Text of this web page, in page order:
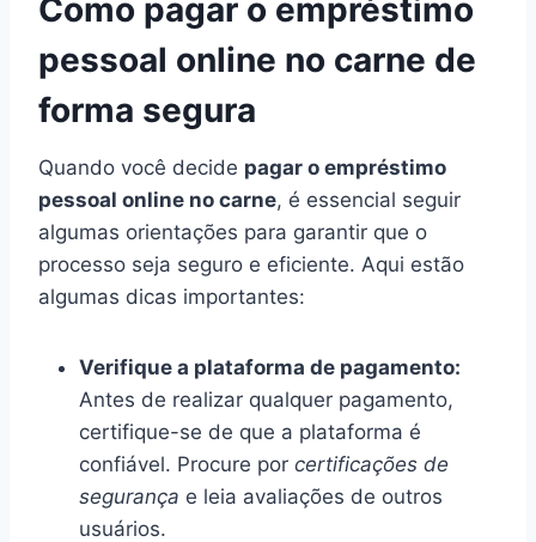
Como pagar o empréstimo
pessoal online no carne de
forma segura
Quando você decide pagar o empréstimo
pessoal online no carne, é essencial seguir
algumas orientações para garantir que o
processo seja seguro e eficiente. Aqui estão
algumas dicas importantes:
Verifique a plataforma de pagamento:
Antes de realizar qualquer pagamento,
certifique-se de que a plataforma é
confiável. Procure por certificações de
segurança e leia avaliações de outros
usuários.